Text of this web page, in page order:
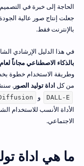
الحاجة إلى خبرة في
جعلت إنتاج صور عالية
بالإنترنت فقط.
في هذا الدليل الإرشادي
بالذكاء الاصطناعي مجاناً لعام 2026
وطريقة الاستخدام خطوة
من كل اداة توليد الصور .
DALL-E و
الأداة الأنسب للاستخدام
الاجتماعي.
ما هي اداة